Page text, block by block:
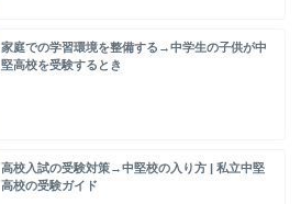
家庭での学習環境を整備する→中学生の子供が中
堅高校を受験するとき
高校入試の受験対策→中堅校の入り方 | 私立中堅
高校の受験ガイド